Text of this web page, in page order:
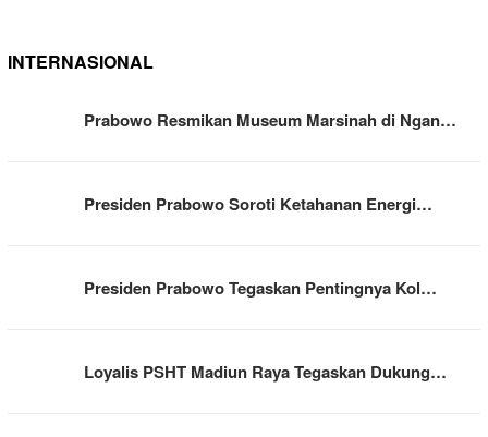
INTERNASIONAL
Prabowo Resmikan Museum Marsinah di Ngan…
Presiden Prabowo Soroti Ketahanan Energi…
Presiden Prabowo Tegaskan Pentingnya Kol…
Loyalis PSHT Madiun Raya Tegaskan Dukung…